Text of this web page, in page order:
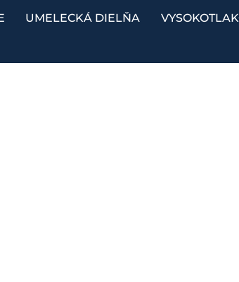
UMELECKÁ DIELŇA